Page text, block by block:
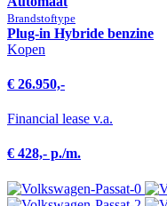
Brandstof­type
Plug-in Hybride benzine
Kopen
€ 26.950,-
Financial lease v.a.
€ 428,- p./m.